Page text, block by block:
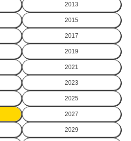
2013
2015
2017
2019
2021
2023
2025
2027
2029